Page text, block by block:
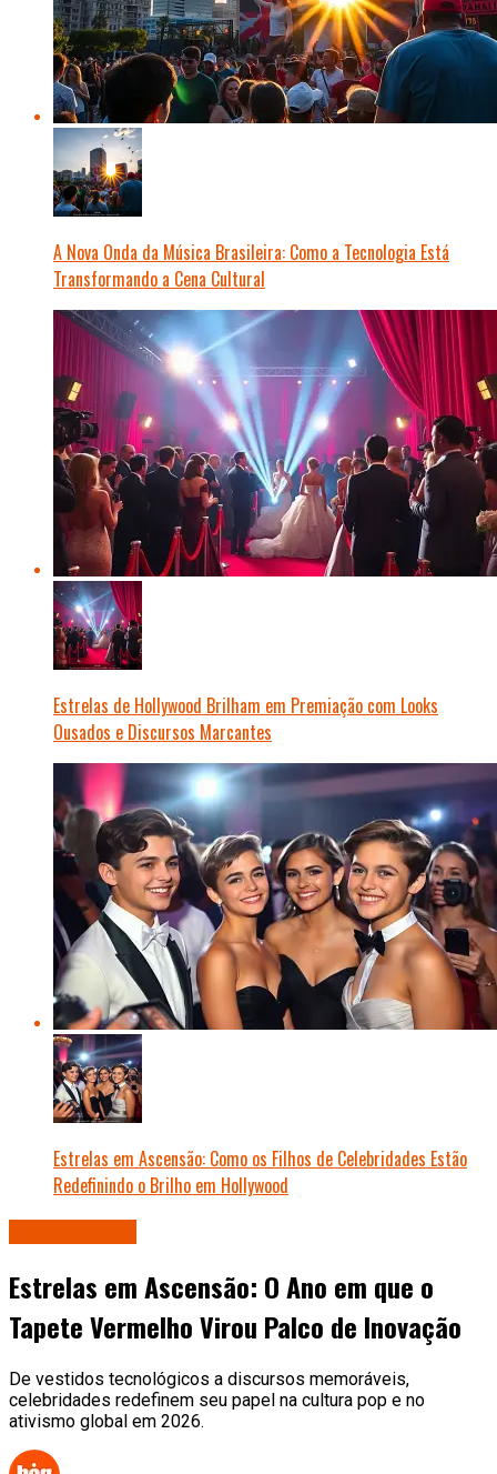
A Nova Onda da Música Brasileira: Como a Tecnologia Está
Transformando a Cena Cultural
Estrelas de Hollywood Brilham em Premiação com Looks
Ousados e Discursos Marcantes
Estrelas em Ascensão: Como os Filhos de Celebridades Estão
Redefinindo o Brilho em Hollywood
Estrelas em Ascensão: O Ano em que o
Tapete Vermelho Virou Palco de Inovação
De vestidos tecnológicos a discursos memoráveis,
celebridades redefinem seu papel na cultura pop e no
ativismo global em 2026.